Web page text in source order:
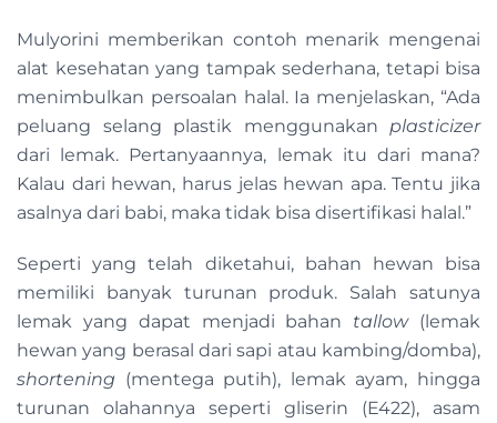
Mulyorini memberikan contoh menarik mengenai
alat kesehatan yang tampak sederhana, tetapi bisa
menimbulkan persoalan halal. Ia menjelaskan, “Ada
peluang selang plastik menggunakan plasticizer
dari lemak. Pertanyaannya, lemak itu dari mana?
Kalau dari hewan, harus jelas hewan apa. Tentu jika
asalnya dari babi, maka tidak bisa disertifikasi halal.”
Seperti yang telah diketahui, bahan hewan bisa
memiliki banyak turunan produk. Salah satunya
lemak yang dapat menjadi bahan tallow(lemak
hewan yang berasal dari sapi atau kambing/domba),
shortening (mentega putih), lemak ayam, hingga
turunan olahannya seperti gliserin (E422), asam